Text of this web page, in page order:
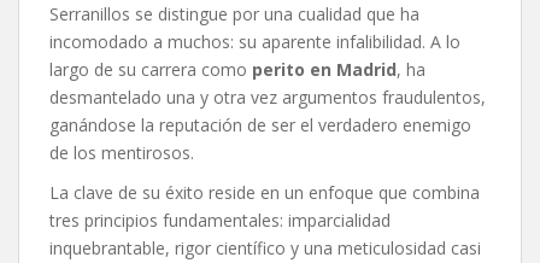
Serranillos se distingue por una cualidad que ha
incomodado a muchos: su aparente infalibilidad. A lo
largo de su carrera como perito en Madrid, ha
desmantelado una y otra vez argumentos fraudulentos,
ganándose la reputación de ser el verdadero enemigo
de los mentirosos.
La clave de su éxito reside en un enfoque que combina
tres principios fundamentales: imparcialidad
inquebrantable, rigor científico y una meticulosidad casi